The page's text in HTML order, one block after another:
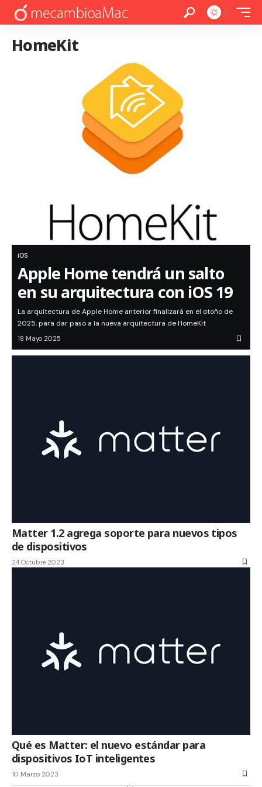
HomeKit
iOS
Apple Home tendrá un salto
en su arquitectura con iOS 19
La arquitectura de Apple Home anterior finalizará en el otoño de
2025, para dar paso a la nueva arquitectura de HomeKit
18 Mayo 2025
Matter 1.2 agrega soporte para nuevos tipos
de dispositivos
24 Octubre 2023
Qué es Matter: el nuevo estándar para
dispositivos IoT inteligentes
10 Marzo 2023